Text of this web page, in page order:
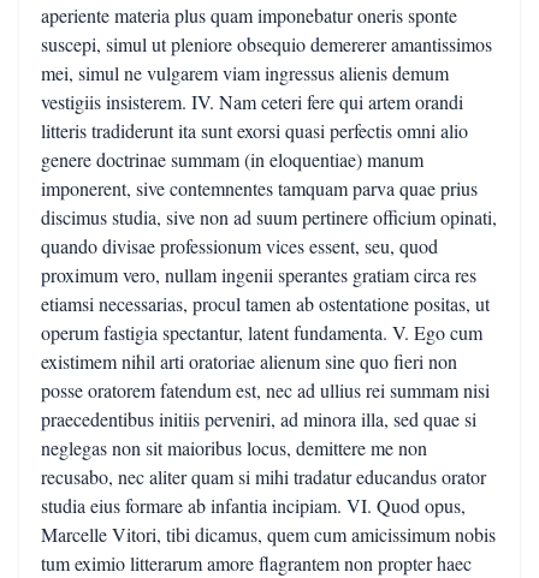
aperiente materia plus quam imponebatur oneris sponte
suscepi, simul ut pleniore obsequio demererer amantissimos
mei, simul ne vulgarem viam ingressus alienis demum
vestigiis insisterem. IV. Nam ceteri fere qui artem orandi
litteris tradiderunt ita sunt exorsi quasi perfectis omni alio
genere doctrinae summam (in eloquentiae) manum
imponerent, sive contemnentes tamquam parva quae prius
discimus studia, sive non ad suum pertinere officium opinati,
quando divisae professionum vices essent, seu, quod
proximum vero, nullam ingenii sperantes gratiam circa res
etiamsi necessarias, procul tamen ab ostentatione positas, ut
operum fastigia spectantur, latent fundamenta. V. Ego cum
existimem nihil arti oratoriae alienum sine quo fieri non
posse oratorem fatendum est, nec ad ullius rei summam nisi
praecedentibus initiis perveniri, ad minora illa, sed quae si
neglegas non sit maioribus locus, demittere me non
recusabo, nec aliter quam si mihi tradatur educandus orator
studia eius formare ab infantia incipiam. VI. Quod opus,
Marcelle Vitori, tibi dicamus, quem cum amicissimum nobis
tum eximio litterarum amore flagrantem non propter haec